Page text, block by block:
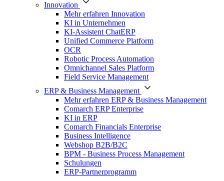
Innovation
Mehr erfahren Innovation
KI in Unternehmen
KI-Assistent ChatERP
Unified Commerce Platform
OCR
Robotic Process Automation
Omnichannel Sales Platform
Field Service Management
ERP & Business Management
Mehr erfahren ERP & Business Management
Comarch ERP Enterprise
KI in ERP
Comarch Financials Enterprise
Business Intelligence
Webshop B2B/B2C
BPM - Business Process Management
Schulungen
ERP-Partnerprogramm